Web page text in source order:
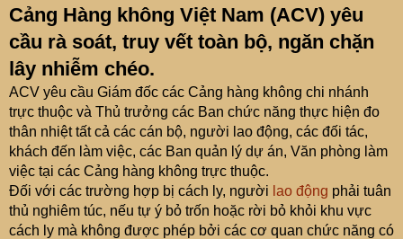
Cảng Hàng không Việt Nam (ACV) yêu
cầu rà soát, truy vết toàn bộ, ngăn chặn
lây nhiễm chéo.
ACV yêu cầu Giám đốc các Cảng hàng không chi nhánh
trực thuộc và Thủ trưởng các Ban chức năng thực hiện đo
thân nhiệt tất cả các cán bộ, người lao động, các đối tác,
khách đến làm việc, các Ban quản lý dự án, Văn phòng làm
việc tại các Cảng hàng không trực thuộc.
Đối với các trường hợp bị cách ly, người lao động phải tuân
thủ nghiêm túc, nếu tự ý bỏ trốn hoặc rời bỏ khỏi khu vực
cách ly mà không được phép bởi các cơ quan chức năng có